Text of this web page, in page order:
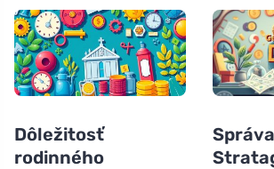
Dôležitosť
rodinného